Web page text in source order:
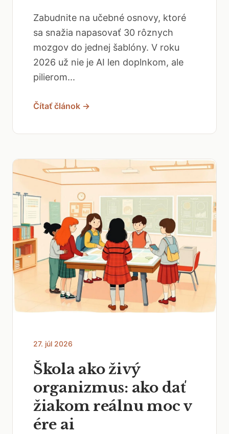
Zabudnite na učebné osnovy, ktoré
sa snažia napasovať 30 rôznych
mozgov do jednej šablóny. V roku
2026 už nie je AI len doplnkom, ale
pilierom...
Čítať článok →
27. júl 2026
Škola ako živý
organizmus: ako dať
žiakom reálnu moc v
ére ai